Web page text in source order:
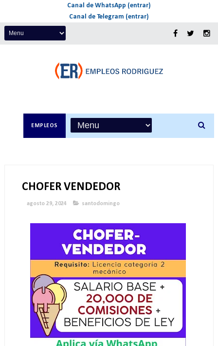
Canal de WhatsApp (entrar)
Canal de Telegram (entrar)
EMPLEOS
CHOFER VENDEDOR
agosto 29, 2024 santodomingo